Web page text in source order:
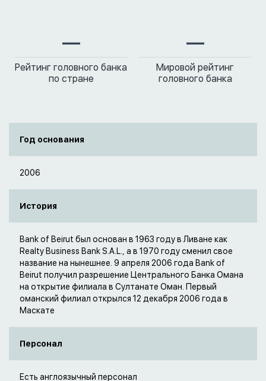
—
Рейтинг головного банка
по стране
—
Мировой рейтинг
головного банка
Год основания
2006
История
Bank of Beirut был основан в 1963 году в Ливане как
Realty Business Bank S.A.L., а в 1970 году сменил свое
название на нынешнее. 9 апреля 2006 года Bank of
Beirut получил разрешение Центрального Банка Омана
на открытие филиала в Султанате Оман. Первый
оманский филиал открылся 12 декабря 2006 года в
Маскате
Персонал
Есть англоязычный персонал